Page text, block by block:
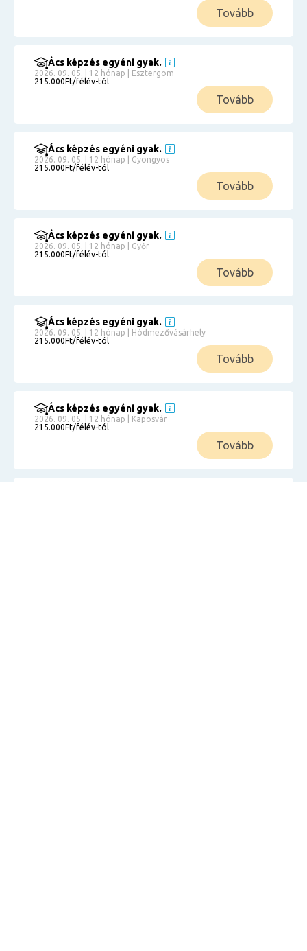
Tovább
Ács képzés egyéni gyak.
2026. 09. 05. | 12 hónap | Esztergom
215.000Ft/félév-tól
Tovább
Ács képzés egyéni gyak.
2026. 09. 05. | 12 hónap | Gyöngyös
215.000Ft/félév-tól
Tovább
Ács képzés egyéni gyak.
2026. 09. 05. | 12 hónap | Győr
215.000Ft/félév-tól
Tovább
Ács képzés egyéni gyak.
2026. 09. 05. | 12 hónap | Hódmezővásárhely
215.000Ft/félév-tól
Tovább
Ács képzés egyéni gyak.
2026. 09. 05. | 12 hónap | Kaposvár
215.000Ft/félév-tól
Tovább